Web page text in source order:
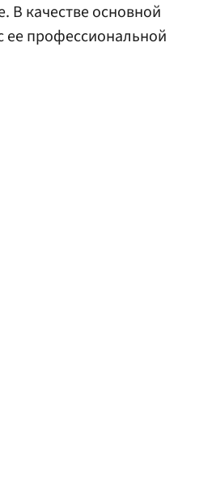
В качестве основной
ее профессиональной